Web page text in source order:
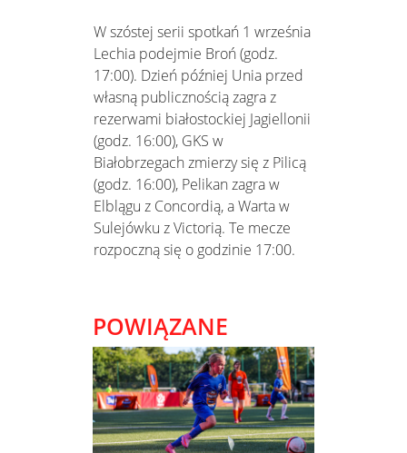
W szóstej serii spotkań 1 września
Lechia podejmie Broń (godz.
17:00). Dzień później Unia przed
własną publicznością zagra z
rezerwami białostockiej Jagiellonii
(godz. 16:00), GKS w
Białobrzegach zmierzy się z Pilicą
(godz. 16:00), Pelikan zagra w
Elblągu z Concordią, a Warta w
Sulejówku z Victorią. Te mecze
rozpoczną się o godzinie 17:00.
POWIĄZANE